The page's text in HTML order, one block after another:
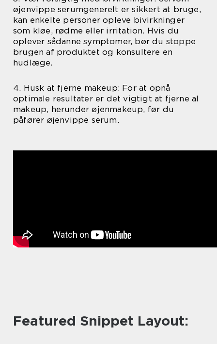
øjenvippe serumgenerelt er sikkert at bruge,
kan enkelte personer opleve bivirkninger
som kløe, rødme eller irritation. Hvis du
oplever sådanne symptomer, bør du stoppe
brugen af produktet og konsultere en
hudlæge.
4. Husk at fjerne makeup: For at opnå
optimale resultater er det vigtigt at fjerne al
makeup, herunder øjenmakeup, før du
påfører øjenvippe serum.
Featured Snippet Layout: